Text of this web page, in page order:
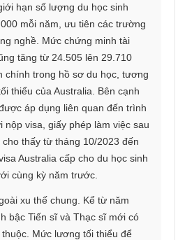
hạn số lượng du học sinh
mỗi năm, ưu tiên các trường
nghề. Mức chứng minh tài
tăng từ 24.505 lên 29.710
chính trong hồ sơ du học, tương
thiểu của Australia. Bên cạnh
áp dụng liên quan đến trình
nộp visa, giấy phép làm việc sau
thấy từ tháng 10/2023 đến
Australia cấp cho du học sinh
cùng kỳ năm trước.
xu thế chung. Kể từ năm
bậc Tiến sĩ và Thạc sĩ mới có
Mức lương tối thiểu để